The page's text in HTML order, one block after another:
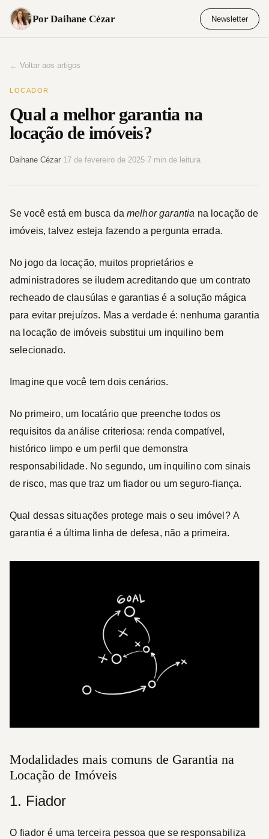
Pular
para
Por Daihane Cézar Newsletter
← Voltar aos artigos
LOCADOR
Qual a melhor garantia na
locação de imóveis?
Daihane Cézar 17 de fevereiro de 2025 7 min de leitura
Se você está em busca da melhor garantia na locação de
imóveis, talvez esteja fazendo a pergunta errada.
No jogo da locação, muitos proprietários e
administradores se iludem acreditando que um contrato
recheado de clausúlas e garantias é a solução mágica
para evitar prejuízos. Mas a verdade é: nenhuma garantia
na locação de imóveis substitui um inquilino bem
selecionado.
Imagine que você tem dois cenários.
No primeiro, um locatário que preenche todos os
requisitos da análise criteriosa: renda compatível,
histórico limpo e um perfil que demonstra
responsabilidade. No segundo, um inquilino com sinais
de risco, mas que traz um fiador ou um seguro-fiança.
Qual dessas situações protege mais o seu imóvel? A
garantia é a última linha de defesa, não a primeira.
Modalidades mais comuns de Garantia na
Locação de Imóveis
1. Fiador
O fiador é uma terceira pessoa que se responsabiliza